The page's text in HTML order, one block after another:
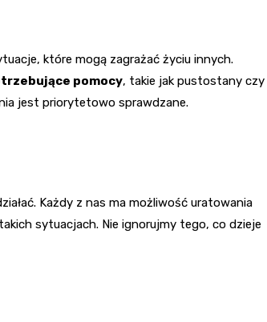
które mogą zagrażać życiu innych.
pomocy, takie jak pustostany czy
jest priorytetowo sprawdzane.
Każdy z nas ma możliwość uratowania
sytuacjach. Nie ignorujmy tego, co dzieje